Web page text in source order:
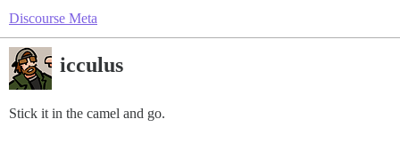
Discourse Meta
icculus
Stick it in the camel and go.